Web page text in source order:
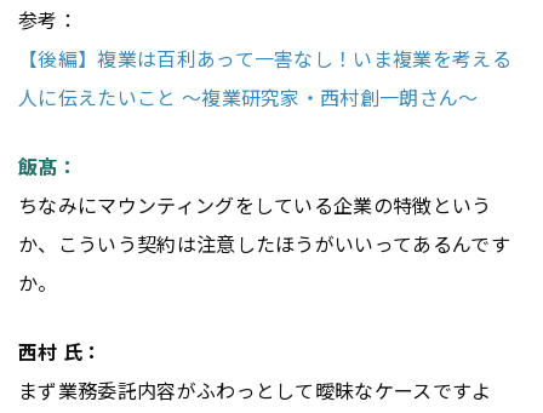
参考：
【後編】複業は百利あって一害なし！いま複業を考える
人に伝えたいこと 〜複業研究家・西村創一朗さん〜
飯髙：
ちなみにマウンティングをしている企業の特徴という
か、こういう契約は注意したほうがいいってあるんです
か。
西村 氏：
まず業務委託内容がふわっとして曖昧なケースですよ